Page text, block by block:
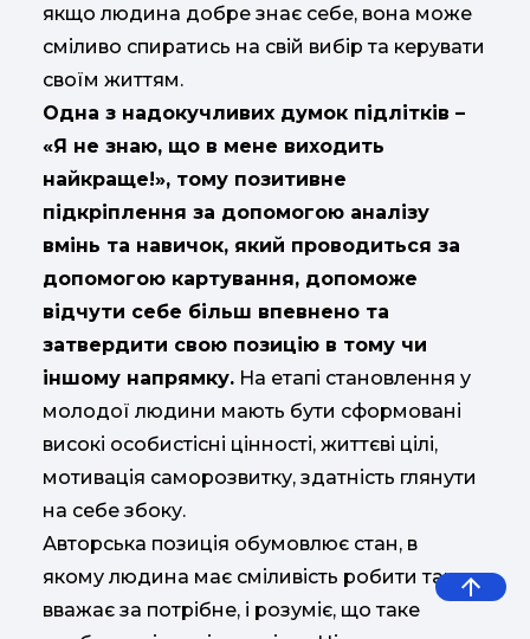
якщо людина добре знає себе, вона може
сміливо спиратись на свій вибір та керувати
своїм життям.
Одна з надокучливих думок підлітків –
«Я не знаю, що в мене виходить
найкраще!», тому позитивне
підкріплення за допомогою аналізу
вмінь та навичок, який проводиться за
допомогою картування, допоможе
відчути себе більш впевнено та
затвердити свою позицію в тому чи
іншому напрямку. На етапі становлення у
молодої людини мають бути сформовані
високі особистісні цінності, життєві цілі,
мотивація саморозвитку, здатність глянути
на себе збоку.
Авторська позиція обумовлює стан, в
якому людина має сміливість робити так, як
вважає за потрібне, і розуміє, що таке